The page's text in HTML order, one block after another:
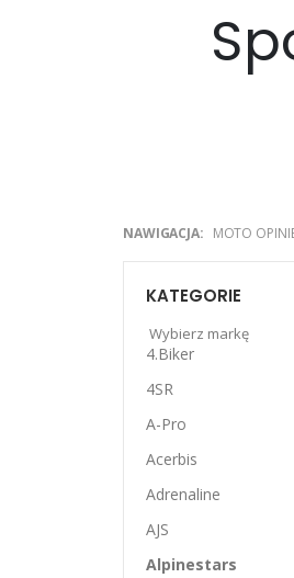
NAWIGACJA: MOTO
KATEGORIE
Wybierz markę
4.Biker
4SR
A-Pro
Acerbis
Adrenaline
AJS
Alpinestars